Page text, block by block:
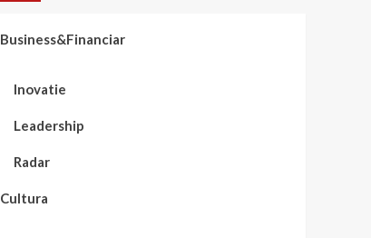
Business&Financiar
Inovatie
Leadership
Radar
Cultura